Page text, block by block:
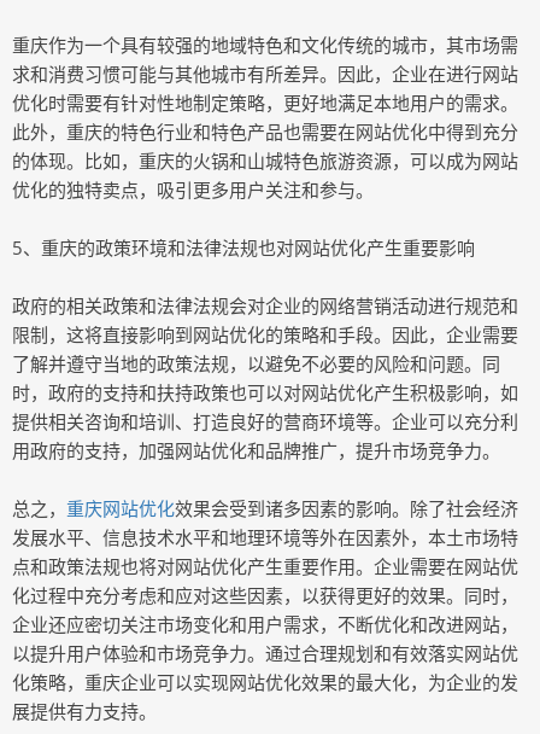
重庆作为一个具有较强的地域特色和文化传统的城市，其市场需
求和消费习惯可能与其他城市有所差异。因此，企业在进行网站
优化时需要有针对性地制定策略，更好地满足本地用户的需求。
此外，重庆的特色行业和特色产品也需要在网站优化中得到充分
的体现。比如，重庆的火锅和山城特色旅游资源，可以成为网站
优化的独特卖点，吸引更多用户关注和参与。
5、重庆的政策环境和法律法规也对网站优化产生重要影响
政府的相关政策和法律法规会对企业的网络营销活动进行规范和
限制，这将直接影响到网站优化的策略和手段。因此，企业需要
了解并遵守当地的政策法规，以避免不必要的风险和问题。同
时，政府的支持和扶持政策也可以对网站优化产生积极影响，如
提供相关咨询和培训、打造良好的营商环境等。企业可以充分利
用政府的支持，加强网站优化和品牌推广，提升市场竞争力。
总之， 重庆网站优化效果会受到诸多因素的影响。除了社会经济
发展水平、信息技术水平和地理环境等外在因素外，本土市场特
点和政策法规也将对网站优化产生重要作用。企业需要在网站优
化过程中充分考虑和应对这些因素，以获得更好的效果。同时，
企业还应密切关注市场变化和用户需求，不断优化和改进网站，
以提升用户体验和市场竞争力。通过合理规划和有效落实网站优
化策略，重庆企业可以实现网站优化效果的最大化，为企业的发
展提供有力支持。